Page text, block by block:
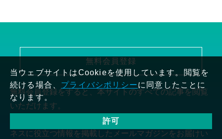
無料会員登録
無料会員登録をすると、本サイトのすべての記事を閲覧
いただけます。
また、最新記事やイベント・セミナーの情報など、ビジ
ネスに役立つ情報を掲載したメールマガジンをお届けい
当ウェブサイトはCookieを使用しています。閲覧を
続ける場合、 プライバシポリシーに同意したことに
なります。
許可